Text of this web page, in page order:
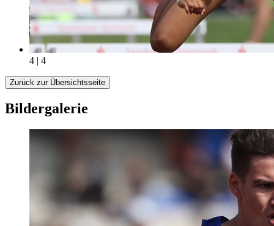
4 | 4
Zurück zur Übersichtsseite
Bildergalerie